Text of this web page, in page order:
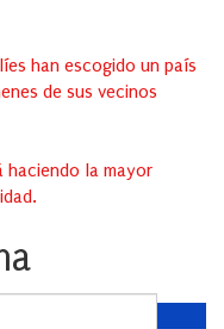
han escogido un país
de sus vecinos
haciendo la mayor